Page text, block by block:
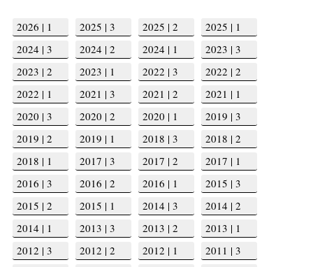
2026 | 1 2025 | 3 2025 | 2
2025 | 1
2024 | 3
2024 | 2 2024 | 1
2023 | 3
2023 | 2
2023 | 1 2022 | 3
2022 | 2
2022 | 1
2021 | 3 2021 | 2
2021 | 1
2020 | 3
2020 | 2 2020 | 1
2019 | 3
2019 | 2
2019 | 1 2018 | 3
2018 | 2
2018 | 1
2017 | 3 2017 | 2
2017 | 1
2016 | 3
2016 | 2 2016 | 1
2015 | 3
2015 | 2
2015 | 1 2014 | 3
2014 | 2
2014 | 1
2013 | 3 2013 | 2
2013 | 1
2012 | 3
2012 | 2 2012 | 1
2011 | 3